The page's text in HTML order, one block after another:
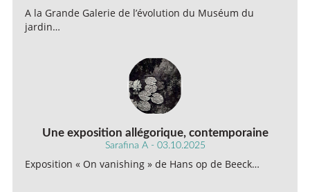
A la Grande Galerie de l’évolution du Muséum du
jardin…
Une exposition allégorique, contemporaine
Sarafina A - 03.10.2025
Exposition « On vanishing » de Hans op de Beeck…